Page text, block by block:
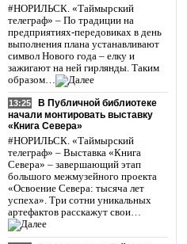
#НОРИЛЬСК. «Таймырский
телеграф» – По традиции на
предприятиях-передовиках в день
выполнения плана устанавливают
символ Нового года – елку и
зажигают на ней гирлянды. Таким
образом…
13:25
В Публичной библиотеке
начали монтировать выставку
«Книга Севера»
#НОРИЛЬСК. «Таймырский
телеграф» – Выставка «Книга
Севера» – завершающий этап
большого межмузейного проекта
«Освоение Севера: тысяча лет
успеха». Три сотни уникальных
артефактов расскажут свои…